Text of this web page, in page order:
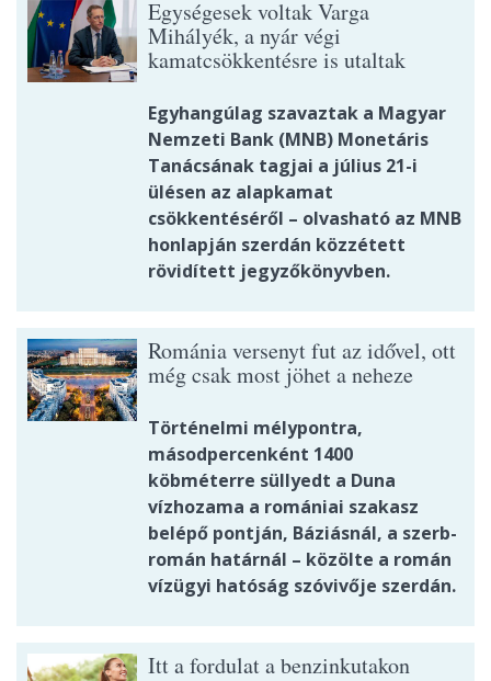
Egységesek voltak Varga
Mihályék, a nyár végi
kamatcsökkentésre is utaltak
Egyhangúlag szavaztak a Magyar
Nemzeti Bank (MNB) Monetáris
Tanácsának tagjai a július 21-i
ülésen az alapkamat
csökkentéséről – olvasható az MNB
honlapján szerdán közzétett
rövidített jegyzőkönyvben.
Románia versenyt fut az idővel, ott
még csak most jöhet a neheze
Történelmi mélypontra,
másodpercenként 1400
köbméterre süllyedt a Duna
vízhozama a romániai szakasz
belépő pontján, Báziásnál, a szerb-
román határnál – közölte a román
vízügyi hatóság szóvivője szerdán.
Itt a fordulat a benzinkutakon